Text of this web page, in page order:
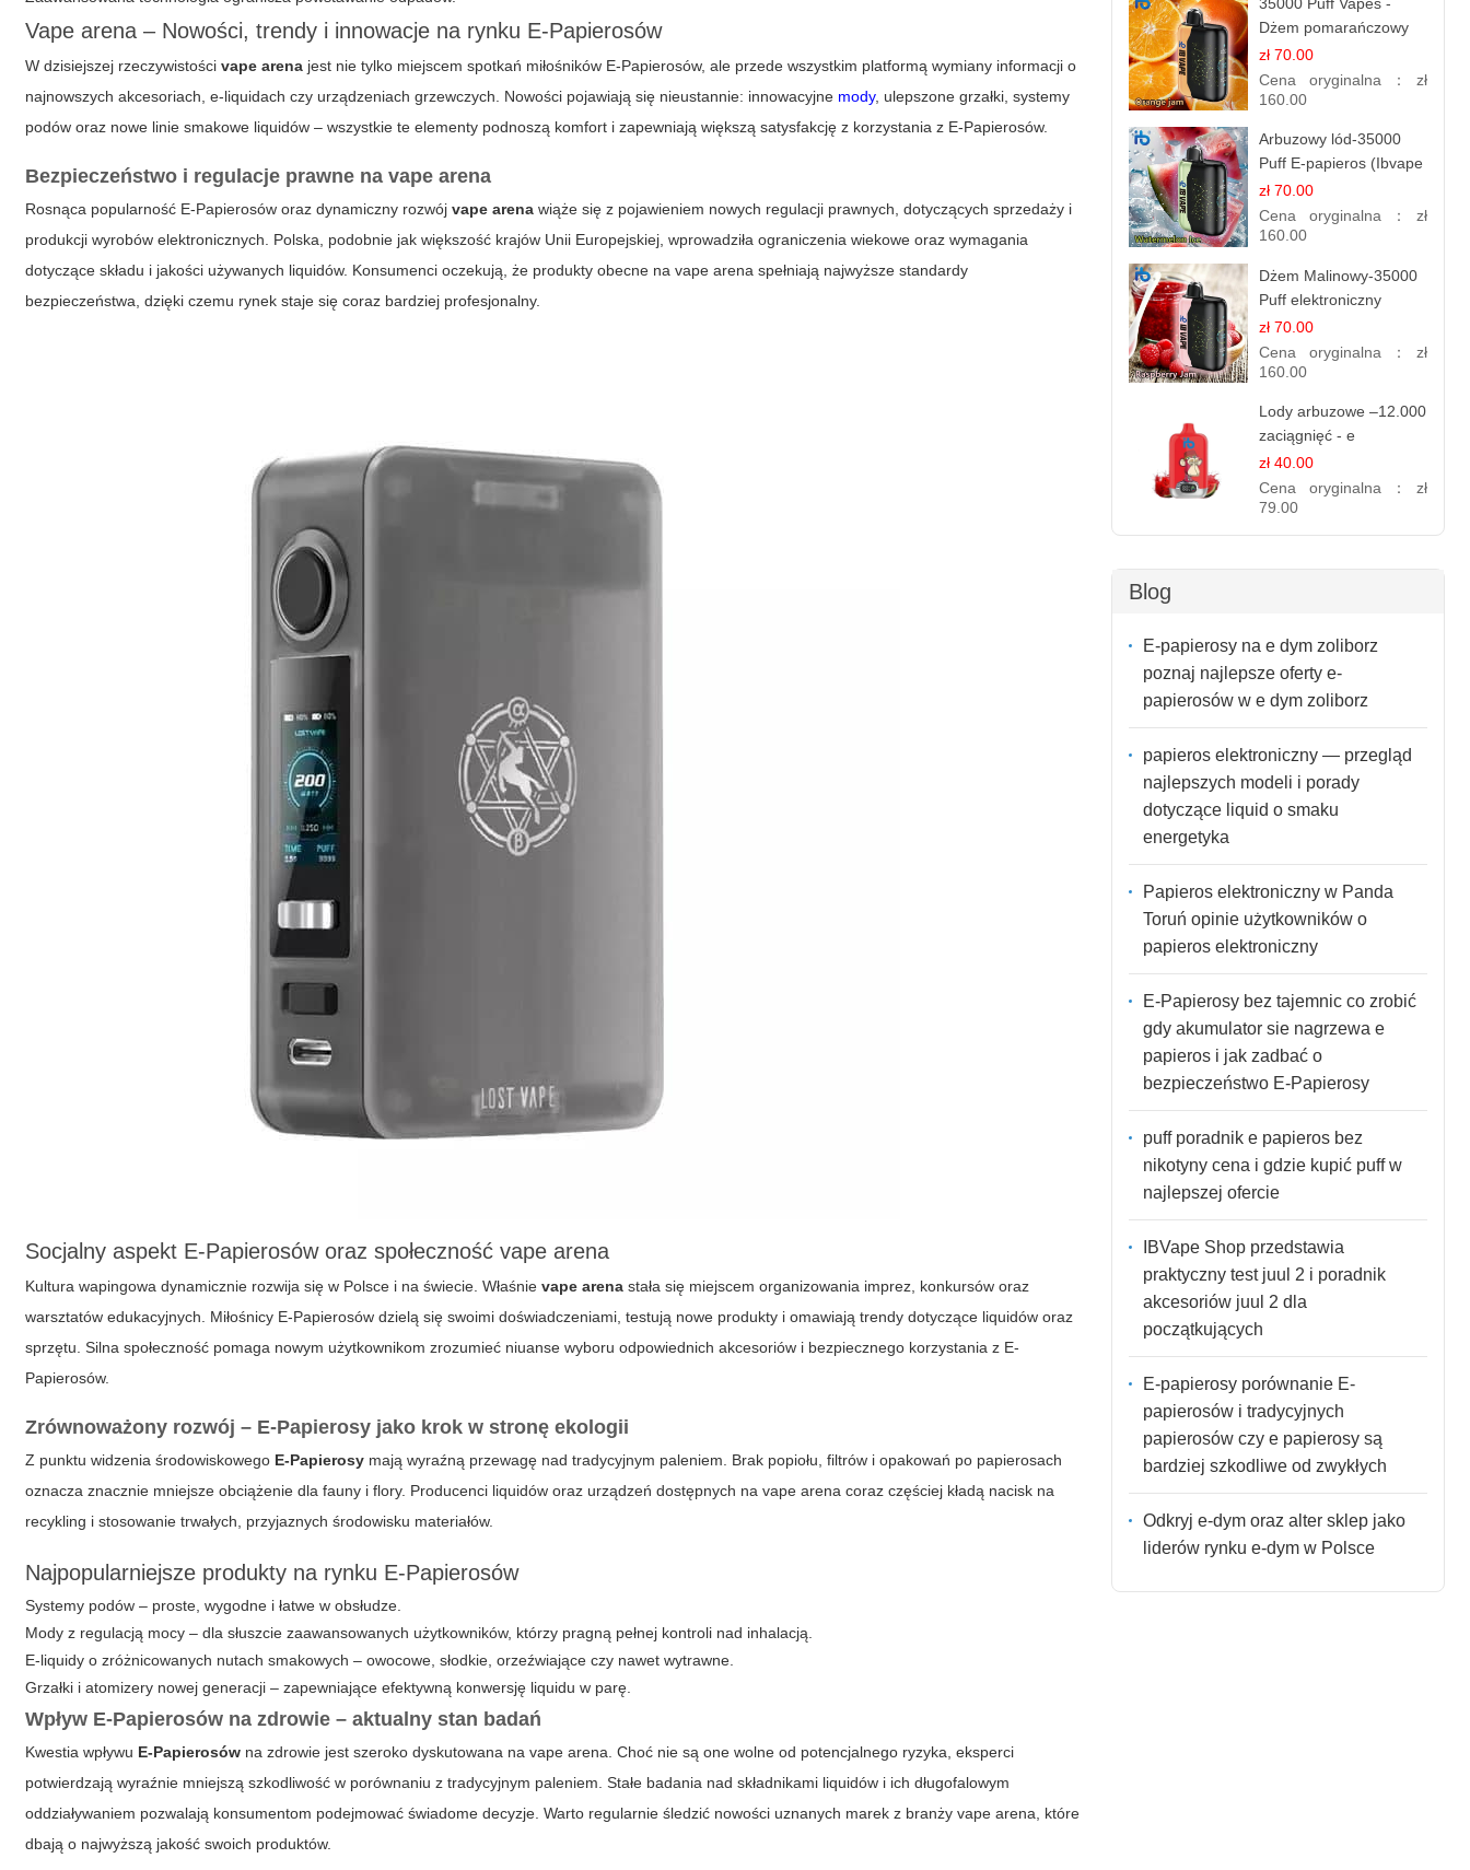
Vape arena – Nowości, trendy i innowacje na rynku E-Papierosów
W dzisiejszej rzeczywistościvape arena jest nie tylko miejscem spotkań miłośników E-Papierosów, ale przede wszystkim platformą wymiany informacji o
najnowszych akcesoriach, e-liquidach czy urządzeniach grzewczych. Nowości pojawiają się nieustannie: innowacyjne mody, ulepszone grzałki, systemy
podów oraz nowe linie smakowe liquidów – wszystkie te elementy podnoszą komfort i zapewniają większą satysfakcję z korzystania z E-Papierosów.
Bezpieczeństwo i regulacje prawne na vape arena
Rosnąca popularność E-Papierosów oraz dynamiczny rozwójvape arena wiąże się z pojawieniem nowych regulacji prawnych, dotyczących sprzedaży i
produkcji wyrobów elektronicznych. Polska, podobnie jak większość krajów Unii Europejskiej, wprowadziła ograniczenia wiekowe oraz wymagania
dotyczące składu i jakości używanych liquidów. Konsumenci oczekują, że produkty obecne navape arena spełniają najwyższe standardy
bezpieczeństwa, dzięki czemu rynek staje się coraz bardziej profesjonalny.
Socjalny aspekt E-Papierosów oraz społecznośćvape arena
Kultura wapingowa dynamicznie rozwija się w Polsce i na świecie. Właśnievape arena stała się miejscem organizowania imprez, konkursów oraz
warsztatów edukacyjnych. Miłośnicy E-Papierosów dzielą się swoimi doświadczeniami, testują nowe produkty i omawiają trendy dotyczące liquidów oraz
sprzętu. Silna społeczność pomaga nowym użytkownikom zrozumieć niuanse wyboru odpowiednich akcesoriów i bezpiecznego korzystania z E-
Papierosów.
Zrównoważony rozwój – E-Papierosy jako krok w stronę ekologii
Z punktu widzenia środowiskowego E-Papierosy mają wyraźną przewagę nad tradycyjnym paleniem. Brak popiołu, filtrów i opakowań po papierosach
oznacza znacznie mniejsze obciążenie dla fauny i flory. Producenci liquidów oraz urządzeń dostępnych navape arena coraz częściej kładą nacisk na
recykling i stosowanie trwałych, przyjaznych środowisku materiałów.
Najpopularniejsze produkty na rynku E-Papierosów
Systemy podów – proste, wygodne i łatwe w obsłudze.
Mody z regulacją mocy – dla słuszcie zaawansowanych użytkowników, którzy pragną pełnej kontroli nad inhalacją.
E-liquidy o zróżnicowanych nutach smakowych – owocowe, słodkie, orzeźwiające czy nawet wytrawne.
Grzałki i atomizery nowej generacji – zapewniające efektywną konwersję liquidu w parę.
Wpływ E-Papierosów na zdrowie – aktualny stan badań
Kwestia wpływu E-Papierosów na zdrowie jest szeroko dyskutowana navape arena . Choć nie są one wolne od potencjalnego ryzyka, eksperci
potwierdzają wyraźnie mniejszą szkodliwość w porównaniu z tradycyjnym paleniem. Stałe badania nad składnikami liquidów i ich długofalowym
oddziaływaniem pozwalają konsumentom podejmować świadome decyzje. Warto regularnie śledzić nowości uznanych marek z branżyvape arena , które
dbają o najwyższą jakość swoich produktów.
35000 Puff Vapes -
Dżem pomarańczowy
zł 70.00
Cena oryginalna： zł
160.00
Arbuzowy lód-35000
Puff E-papieros (Ibvape
Bar )
zł 70.00
Cena oryginalna： zł
160.00
Dżem Malinowy-35000
Puff elektroniczny
papieros (Ibvape Bar)
zł 70.00
Cena oryginalna： zł
160.00
Lody arbuzowe –12.000
zaciągnięć - e
papierosy jednorazowe
zł 40.00
Cena oryginalna： zł
79.00
Blog
E-papierosy na e dym zoliborz
poznaj najlepsze oferty e-
papierosów w e dym zoliborz
papieros elektroniczny — przegląd
najlepszych modeli i porady
dotyczące liquid o smaku
energetyka
Papieros elektroniczny w Panda
Toruń opinie użytkowników o
papieros elektroniczny
E-Papierosy bez tajemnic co zrobić
gdy akumulator sie nagrzewa e
papieros i jak zadbać o
bezpieczeństwo E-Papierosy
puff poradnik e papieros bez
nikotyny cena i gdzie kupić puff w
najlepszej ofercie
IBVape Shop przedstawia
praktyczny test juul 2 i poradnik
akcesoriów juul 2 dla
początkujących
E-papierosy porównanie E-
papierosów i tradycyjnych
papierosów czy e papierosy są
bardziej szkodliwe od zwykłych
Odkryj e-dym oraz alter sklep jako
liderów rynku e-dym w Polsce